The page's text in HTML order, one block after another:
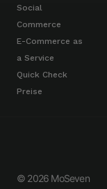
Social
Commerce
E-Commerce as
a Service
Quick Check
Preise
© 2026 MoSeven